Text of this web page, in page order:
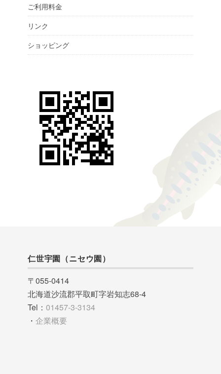
ご利用料金
リンク
ショッピング
仁世宇園（ニセウ園）
〒055-0414
北海道沙流郡平取町字岩知志68-4
Tel： 01457-3-3134
・ 企業概要